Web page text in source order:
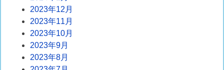
2023年12月
2023年11月
2023年10月
2023年9月
2023年8月